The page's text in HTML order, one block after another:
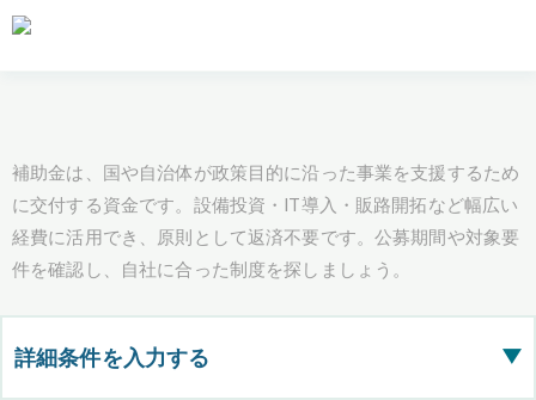
補助金は、国や自治体が政策目的に沿った事業を支援するため
に交付する資金です。設備投資・IT導入・販路開拓など幅広い
経費に活用でき、原則として返済不要です。公募期間や対象要
件を確認し、自社に合った制度を探しましょう。
詳細条件を入力する ▶